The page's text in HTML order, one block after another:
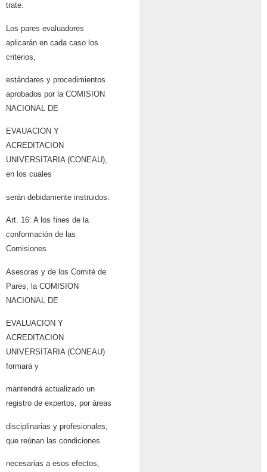
trate.
Los pares evaluadores
aplicarán en cada caso los
criterios,
estándares y procedimientos
aprobados por la COMISION
NACIONAL DE
EVAUACION Y
ACREDITACION
UNIVERSITARIA (CONEAU),
en los cuales
serán debidamente instruidos.
Art. 16: A los fines de la
conformación de las
Comisiones
Asesoras y de los Comité de
Pares, la COMISION
NACIONAL DE
EVALUACION Y
ACREDITACION
UNIVERSITARIA (CONEAU)
formará y
mantendrá actualizado un
registro de expertos, por áreas
disciplinarias y profesionales,
que reúnan las condiciones
necesarias a esos efectos,